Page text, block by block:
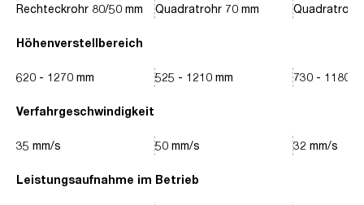
Höhenverstellbereich
Verfahrgeschwindigkeit
Leistungsaufnahme im Betrieb
Rechteckrohr 80/50 mm
620 - 1270 mm
35 mm/s
Quadratrohr 70 mm
525 - 1210 mm
50 mm/s
Quadratrohr
730 - 1180
32 mm/s